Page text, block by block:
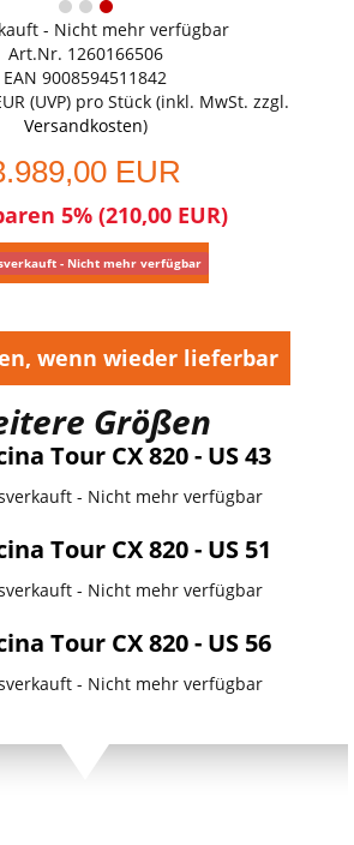
- Nicht mehr verfügbar
Art.Nr. 1260166506
EAN 9008594511842
(UVP) pro Stück (inkl. MwSt. zzgl.
Versandkosten)
EUR
5% (210,00 EUR)
- Nicht mehr verfügbar
wenn wieder lieferbar
Größen
Tour CX 820 - US 43
- Nicht mehr verfügbar
Tour CX 820 - US 51
- Nicht mehr verfügbar
Tour CX 820 - US 56
- Nicht mehr verfügbar